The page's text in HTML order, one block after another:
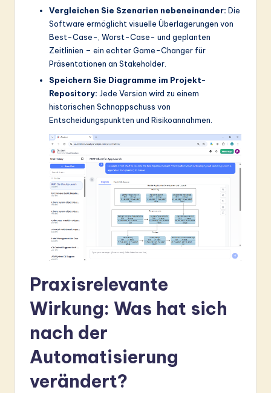
Vergleichen Sie Szenarien nebeneinander: Die
Software ermöglicht visuelle Überlagerungen von
Best-Case-, Worst-Case- und geplanten
Zeitlinien – ein echter Game-Changer für
Präsentationen an Stakeholder.
Speichern Sie Diagramme im Projekt-
Repository: Jede Version wird zu einem
historischen Schnappschuss von
Entscheidungspunkten und Risikoannahmen.
Praxisrelevante
Wirkung: Was hat sich
nach der
Automatisierung
verändert?